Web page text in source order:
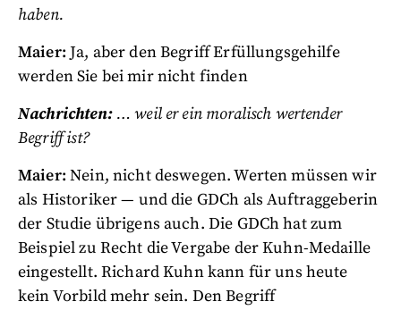
haben.
Maier: Ja, aber den Begriff Erfüllungsgehilfe
werden Sie bei mir nicht finden
Nachrichten: … weil er ein moralisch wertender
Begriff ist?
Maier: Nein, nicht deswegen. Werten müssen wir
als Historiker — und die GDCh als Auftraggeberin
der Studie übrigens auch. Die GDCh hat zum
Beispiel zu Recht die Vergabe der Kuhn-Medaille
eingestellt. Richard Kuhn kann für uns heute
kein Vorbild mehr sein. Den Begriff